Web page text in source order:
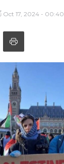
Oct 17, 2024 - 00:40